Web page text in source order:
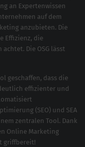
an Expertenwissen
auf dem
anzubieten. Die
Effizienz, die
Die OSG lässt
geschaffen, dass die
effizienter und
(SEO) und SEA
zentralen Tool. Dank
Online Marketing
griffbereit!